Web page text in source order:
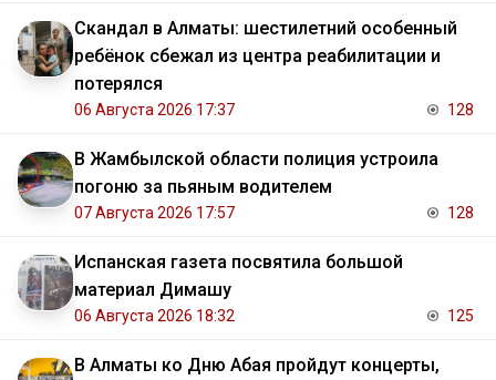
Скандал в Алматы: шестилетний особенный
ребёнок сбежал из центра реабилитации и
потерялся
06 Августа 2026 17:37 128
В Жамбылской области полиция устроила
погоню за пьяным водителем
07 Августа 2026 17:57 128
Испанская газета посвятила большой
материал Димашу
06 Августа 2026 18:32 125
В Алматы ко Дню Абая пройдут концерты,